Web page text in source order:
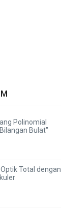
Polinomial
Bulat"
Total dengan